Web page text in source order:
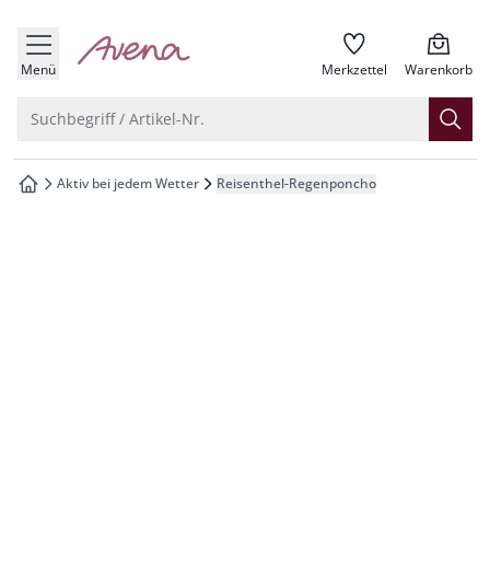
springen
springen
springen
springen
Menü zur Startseite Merkzettel Warenkorb
Suchbegriff / Artikel-Nr.
zur Startseite
Aktiv bei jedem Wetter Reisenthel-Regenponcho